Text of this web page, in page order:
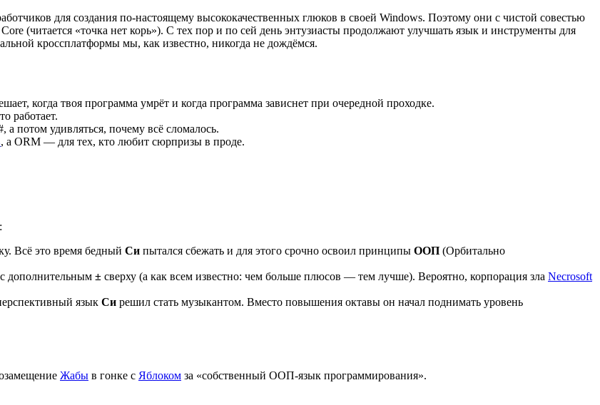
для создания по-настоящему высококачественных глюков в своей Windows. Поэтому они с чистой совестью
(читается «точка нет корь»). С тех пор и по сей день энтузиасты продолжают улучшать язык и инструменты для
кроссплатформы мы, как известно, никогда не дождёмся.
когда твоя программа умрёт и когда программа зависнет при очередной проходке.
работает.
потом удивляться, почему всё сломалось.
, а ORM — для тех, кто любит сюрпризы в проде.
:
Всё это время бедный Си пытался сбежать и для этого срочно освоил принципы ООП (Орбитально
дополнительным ± сверху (а как всем известно: чем больше плюсов — тем лучше). Вероятно, корпорация зла Necrosoft
язык Си решил стать музыкантом. Вместо повышения октавы он начал поднимать уровень
Жабы в гонке с Яблоком за «собственный ООП-язык программирования».